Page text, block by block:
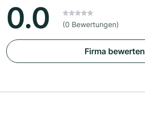
0.0 (0 Bewertungen)
Firma bewerten